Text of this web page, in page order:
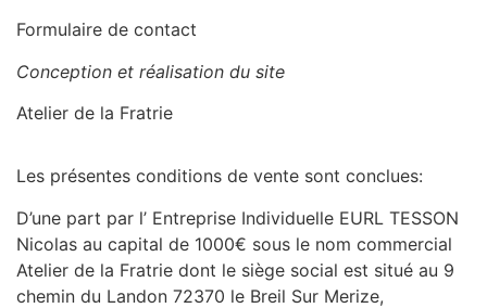
Formulaire de contact
Conception et réalisation du site
Atelier de la Fratrie
Les présentes conditions de vente sont conclues:
D’une part par l’ Entreprise Individuelle EURL TESSON
Nicolas au capital de 1000€ sous le nom commercial
Atelier de la Fratrie dont le siège social est situé au 9
chemin du Landon 72370 le Breil Sur Merize,